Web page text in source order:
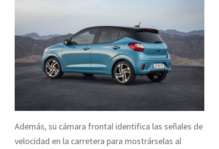
Además, su cámara frontal identifica las señales de
velocidad en la carretera para mostrárselas al